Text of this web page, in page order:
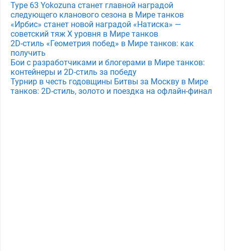
Type 63 Yokozuna станет главной наградой
следующего кланового сезона в Мире танков
«Ирбис» станет новой наградой «Натиска» —
советский тяж X уровня в Мире танков
2D-стиль «Геометрия побед» в Мире танков: как
получить
Бои с разработчиками и блогерами в Мире танков:
контейнеры и 2D-стиль за победу
Турнир в честь годовщины Битвы за Москву в Мире
танков: 2D-стиль, золото и поездка на офлайн-финал